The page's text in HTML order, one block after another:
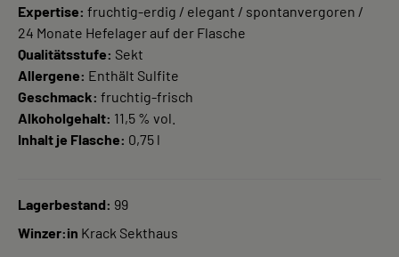
Expertise: fruchtig-erdig / elegant / spontanvergoren /
24 Monate Hefelager auf der Flasche
Qualitätsstufe: Sekt
Allergene: Enthält Sulfite
Geschmack: fruchtig-frisch
Alkoholgehalt: 11,5 % vol.
Inhalt je Flasche: 0,75 l
Lagerbestand: 99
Winzer:in Krack Sekthaus